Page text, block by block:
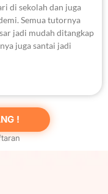
di sekolah dan juga
Semua tutornya
jadi mudah ditangkap
juga santai jadi
!